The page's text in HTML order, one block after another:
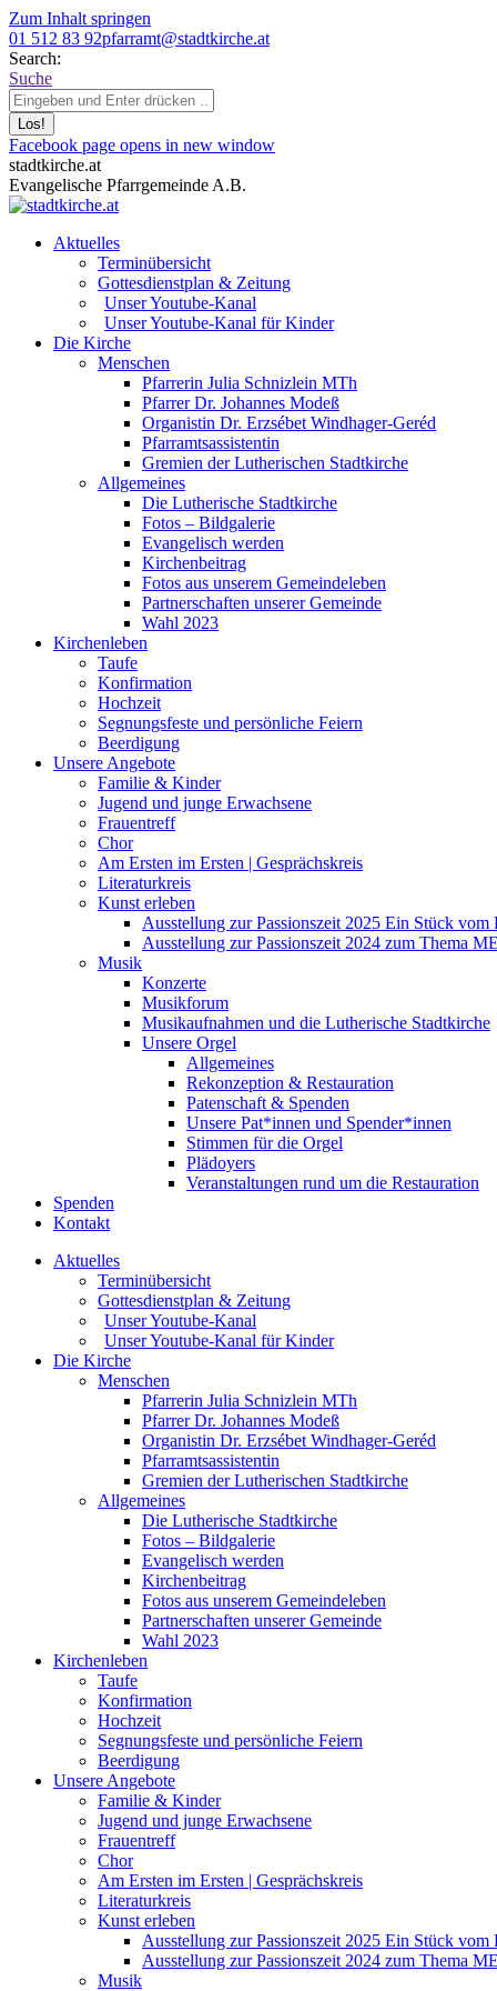
Zum Inhalt springen
01 512 83 92pfarramt@stadtkirche.at
Search:
Suche
Facebook page opens in new window
stadtkirche.at
Evangelische Pfarrgemeinde A.B.
Aktuelles
Terminübersicht
Gottesdienstplan & Zeitung
Unser Youtube-Kanal
Unser Youtube-Kanal für Kinder
Die Kirche
Menschen
Pfarrerin Julia Schnizlein MTh
Pfarrer Dr. Johannes Modeß
Organistin Dr. Erzsébet Windhager-Geréd
Pfarramtsassistentin
Gremien der Lutherischen Stadtkirche
Allgemeines
Die Lutherische Stadtkirche
Fotos – Bildgalerie
Evangelisch werden
Kirchenbeitrag
Fotos aus unserem Gemeindeleben
Partnerschaften unserer Gemeinde
Wahl 2023
Kirchenleben
Taufe
Konfirmation
Hochzeit
Segnungsfeste und persönliche Feiern
Beerdigung
Unsere Angebote
Familie & Kinder
Jugend und junge Erwachsene
Frauentreff
Chor
Am Ersten im Ersten | Gesprächskreis
Literaturkreis
Kunst erleben
Ausstellung zur Passionszeit 2025 Ein Stück vom
Ausstellung zur Passionszeit 2024 zum Thema
Musik
Konzerte
Musikforum
Musikaufnahmen und die Lutherische Stadtkirche
Unsere Orgel
Allgemeines
Rekonzeption & Restauration
Patenschaft & Spenden
Unsere Pat*innen und Spender*innen
Stimmen für die Orgel
Plädoyers
Veranstaltungen rund um die Restauration
Spenden
Kontakt
Aktuelles
Terminübersicht
Gottesdienstplan & Zeitung
Unser Youtube-Kanal
Unser Youtube-Kanal für Kinder
Die Kirche
Menschen
Pfarrerin Julia Schnizlein MTh
Pfarrer Dr. Johannes Modeß
Organistin Dr. Erzsébet Windhager-Geréd
Pfarramtsassistentin
Gremien der Lutherischen Stadtkirche
Allgemeines
Die Lutherische Stadtkirche
Fotos – Bildgalerie
Evangelisch werden
Kirchenbeitrag
Fotos aus unserem Gemeindeleben
Partnerschaften unserer Gemeinde
Wahl 2023
Kirchenleben
Taufe
Konfirmation
Hochzeit
Segnungsfeste und persönliche Feiern
Beerdigung
Unsere Angebote
Familie & Kinder
Jugend und junge Erwachsene
Frauentreff
Chor
Am Ersten im Ersten | Gesprächskreis
Literaturkreis
Kunst erleben
Ausstellung zur Passionszeit 2025 Ein Stück vom
Ausstellung zur Passionszeit 2024 zum Thema
Musik